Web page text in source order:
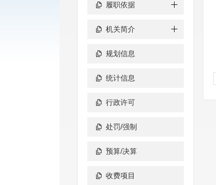
履职依据
机关简介
规划信息
统计信息
行政许可
处罚/强制
预算/决算
收费项目